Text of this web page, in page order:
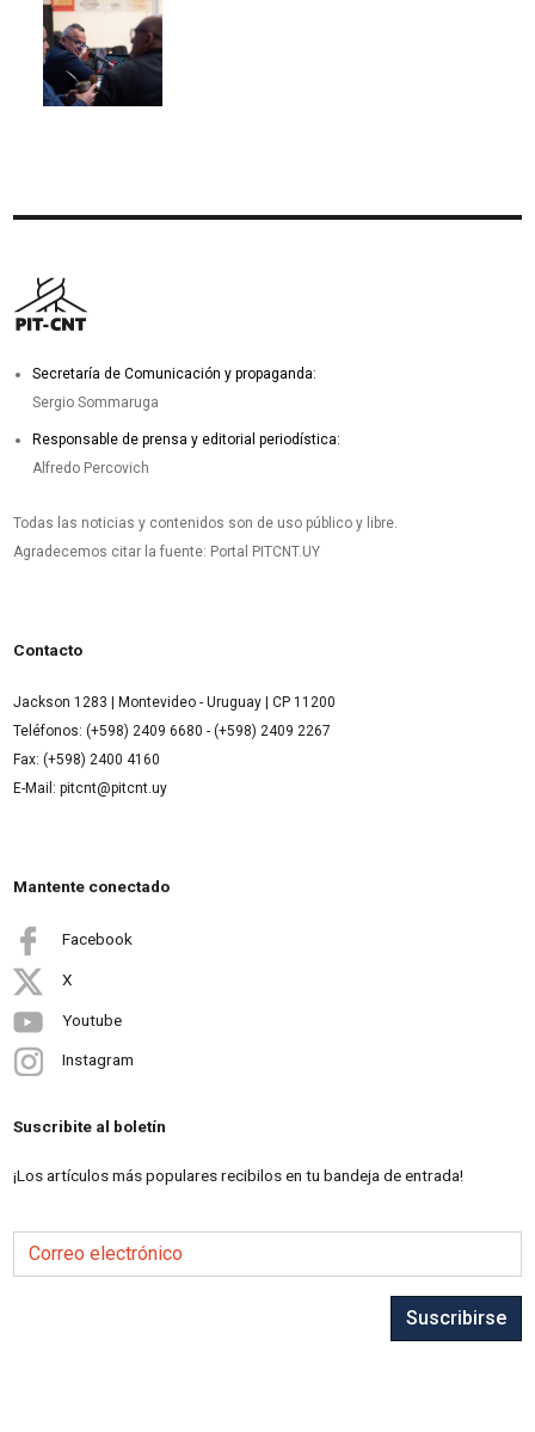
Imagen
Secretaría de Comunicación y propaganda:
Sergio Sommaruga
Responsable de prensa y editorial periodística:
Alfredo Percovich
Todas las noticias y contenidos son de uso público y libre.
Agradecemos citar la fuente: Portal PITCNT.UY
Contacto
Jackson 1283 | Montevideo - Uruguay | CP 11200
Teléfonos: (+598) 2409 6680 - (+598) 2409 2267
Fax: (+598) 2400 4160
E-Mail: pitcnt@pitcnt.uy
Mantente conectado
Facebook
X
Youtube
Instagram
Suscribite al boletín
¡Los artículos más populares recibilos en tu bandeja de entrada!
Correo electrónico
Suscribirse